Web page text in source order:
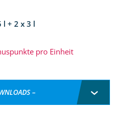
l + 2 x 3 l
pro Einheit
–